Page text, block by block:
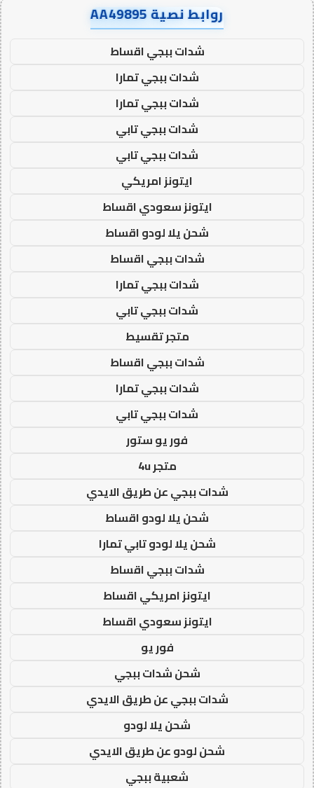
روابط نصية AA49895
شدات ببجي اقساط
شدات ببجي تمارا
شدات ببجي تمارا
شدات ببجي تابي
شدات ببجي تابي
ايتونز امريكي
ايتونز سعودي اقساط
شحن يلا لودو اقساط
شدات ببجي اقساط
شدات ببجي تمارا
شدات ببجي تابي
متجر تقسيط
شدات ببجي اقساط
شدات ببجي تمارا
شدات ببجي تابي
فور يو ستور
متجر 4u
شدات ببجي عن طريق الايدي
شحن يلا لودو اقساط
شحن يلا لودو تابي تمارا
شدات ببجي اقساط
ايتونز امريكي اقساط
ايتونز سعودي اقساط
فور يو
شحن شدات ببجي
شدات ببجي عن طريق الايدي
شحن يلا لودو
شحن لودو عن طريق الايدي
شعبية ببجي